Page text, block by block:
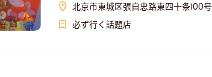
北京市東城区張自忠路東四十条100号
必ず行く話題店